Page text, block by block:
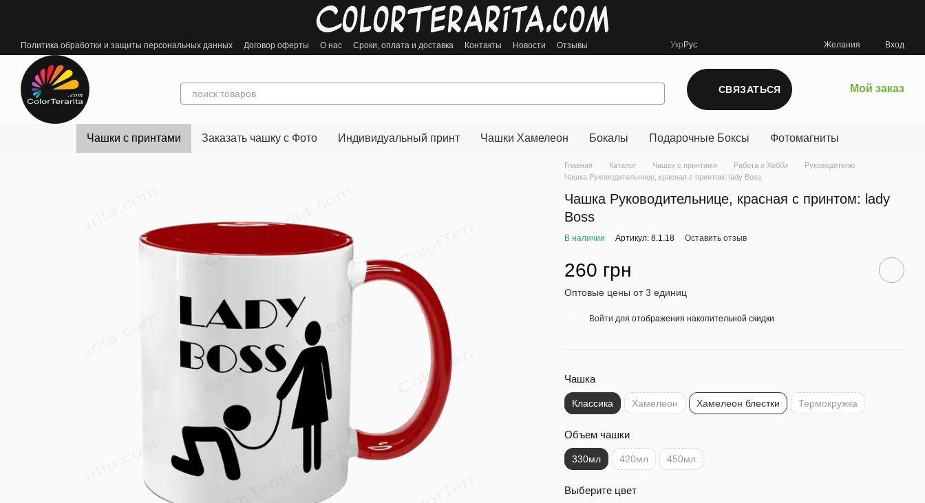
Политика обработки и защиты персональных данных Договор оферты О нас Сроки, оплата и доставка Контакты Новости Отзывы Укр Рус Желания Вход
СВЯЗАТЬСЯ Мой заказ
Чашки с принтами Заказать чашку с Фото Индивидуальный принт Чашки Хамелеон Бокалы Подарочные Боксы Фотомагниты
Главная Каталог Чашки с принтами Работа и Хобби
Руководителю
Чашка Руководительнице, красная с принтом: lady Boss
Чашка Руководительнице, красная с принтом: lady
Boss
В наличии Артикул: 8.1.18 Оставить отзыв
260 грн
Оптовые цены от 3 единиц
Войти для отображения накопительной скидки
Чашка
Классика Хамелеон Хамелеон блестки Термокружка
Объем чашки
330мл 420мл 450мл
Выберите цвет